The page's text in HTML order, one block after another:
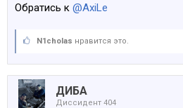
Обратись к @AxiLe
N1cholas нравится это.
ДИБА
Диссидент 404